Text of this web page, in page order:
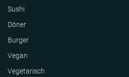
Sushi
Döner
Burger
Vegan
Vegetarisch